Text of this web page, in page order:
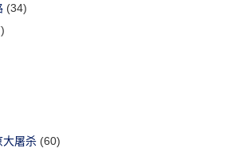
(34)
大屠杀 (60)